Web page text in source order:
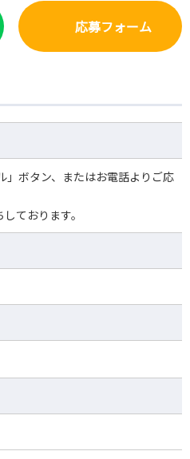
応募フォーム
」ボタン、またはお電話よりご応
ております。